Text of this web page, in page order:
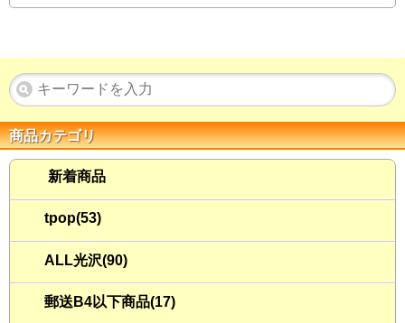
商品カテゴリ
新着商品
tpop(53)
ALL光沢(90)
郵送B4以下商品(17)